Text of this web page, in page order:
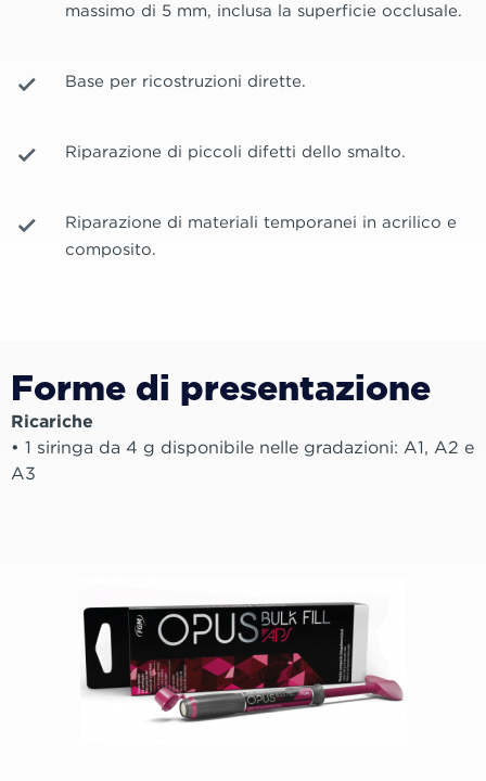
massimo di 5 mm, inclusa la superficie occlusale.
Base per ricostruzioni dirette.
Riparazione di piccoli difetti dello smalto.
Riparazione di materiali temporanei in acrilico e
composito.
Forme di presentazione
Ricariche
• 1 siringa da 4 g disponibile nelle gradazioni: A1, A2 e
A3